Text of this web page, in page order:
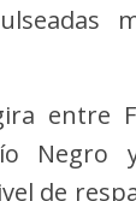
entre
Negro
de